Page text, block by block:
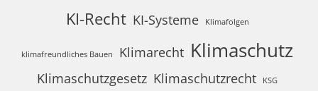
KI-Recht KI-Systeme Klimafolgen
klimafreundliches Bauen Klimarecht Klimaschutz
Klimaschutzgesetz Klimaschutzrecht KSG